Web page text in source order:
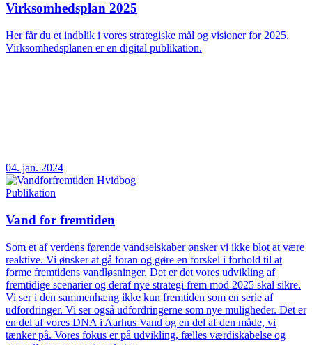
Virksomhedsplan 2025
Her får du et indblik i vores strategiske mål og visioner for 2025.
Virksomhedsplanen er en digital publikation.
04. jan. 2024
Publikation
Vand for fremtiden
Som et af verdens førende vandselskaber ønsker vi ikke blot at være
reaktive. Vi ønsker at gå foran og gøre en forskel i forhold til at
forme fremtidens vandløsninger. Det er det vores udvikling af
fremtidige scenarier og deraf nye strategi frem mod 2025 skal sikre.
Vi ser i den sammenhæng ikke kun fremtiden som en serie af
udfordringer. Vi ser også udfordringerne som nye muligheder. Det er
en del af vores DNA i Aarhus Vand og en del af den måde, vi
tænker på. Vores fokus er på udvikling, fælles værdiskabelse og